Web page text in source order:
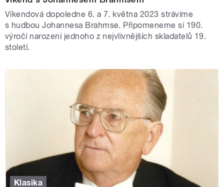
Víkendová dopoledne 6. a 7. května 2023 strávíme
s hudbou Johannesa Brahmse. Připomeneme si 190.
výročí narození jednoho z nejvlivnějších skladatelů 19.
století.
Klasika